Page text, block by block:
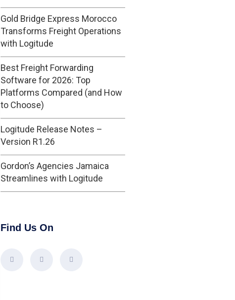
Gold Bridge Express Morocco
Transforms Freight Operations
with Logitude
Best Freight Forwarding
Software for 2026: Top
Platforms Compared (and How
to Choose)
Logitude Release Notes –
Version R1.26
Gordon’s Agencies Jamaica
Streamlines with Logitude
Find Us On